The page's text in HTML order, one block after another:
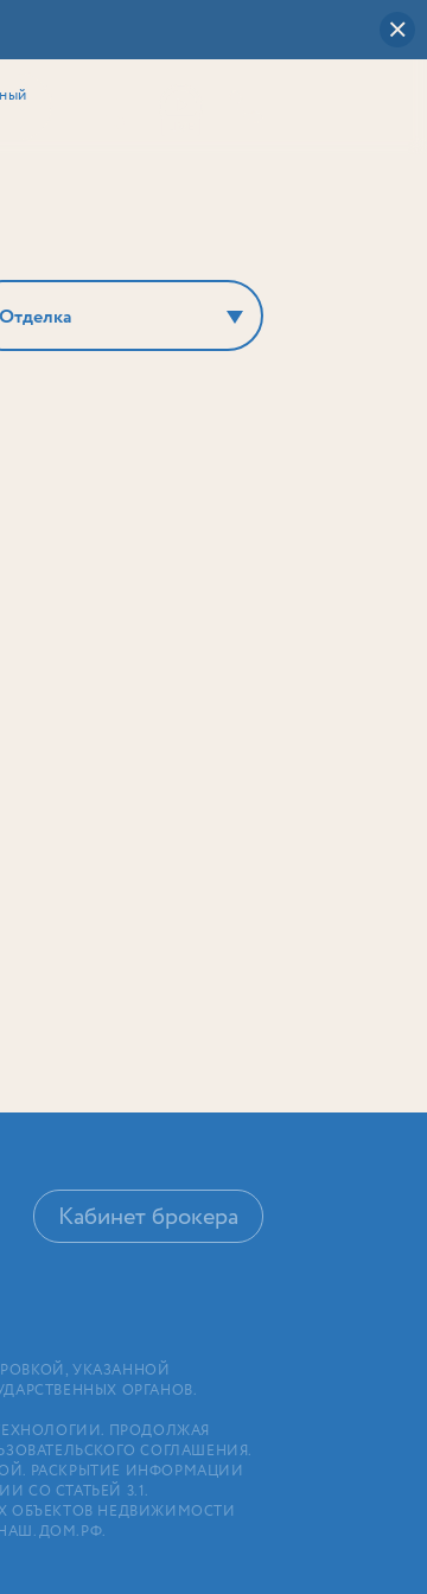
Отделка
Кабинет брокера
УКАЗАННОЙ
ОРГАНОВ.
ПРОДОЛЖАЯ
СОГЛАШЕНИЯ.
РАСКРЫТИЕ ИНФОРМАЦИИ
СО СТАТЬЕЙ 3.1.
ОБЪЕКТОВ НЕДВИЖИМОСТИ